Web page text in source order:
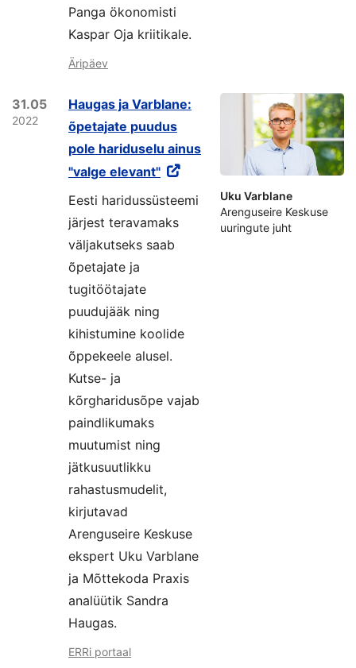
Panga ökonomisti
Kaspar Oja kriitikale.
Äripäev
31.05
2022
Haugas ja Varblane:
õpetajate puudus
pole hariduselu ainus
"valge elevant"
Eesti haridussüsteemi
järjest teravamaks
väljakutseks saab
õpetajate ja
tugitöötajate
puudujääk ning
kihistumine koolide
õppekeele alusel.
Kutse- ja
kõrgharidusõpe vajab
paindlikumaks
muutumist ning
jätkusuutlikku
rahastusmudelit,
kirjutavad
Arenguseire Keskuse
ekspert Uku Varblane
ja Mõttekoda Praxis
analüütik Sandra
Haugas.
ERRi portaal
Uku Varblane
Arenguseire Keskuse
uuringute juht